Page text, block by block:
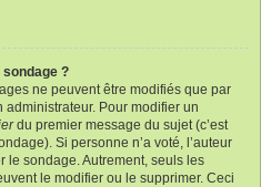
?
ne peuvent être modifiés que par
administrateur. Pour modifier un
du premier message du sujet (c’est
Si personne n’a voté, l’auteur
le sondage. Autrement, seuls les
le modifier ou le supprimer. Ceci